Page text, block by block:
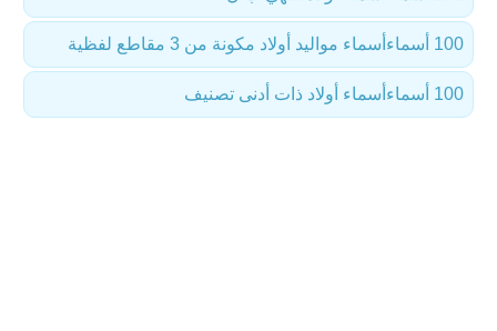
أسماء مواليد أولاد مكونة من 3 مقاطع لفظية 100 أسماء
أسماء أولاد ذات أدنى تصنيف 100 أسماء